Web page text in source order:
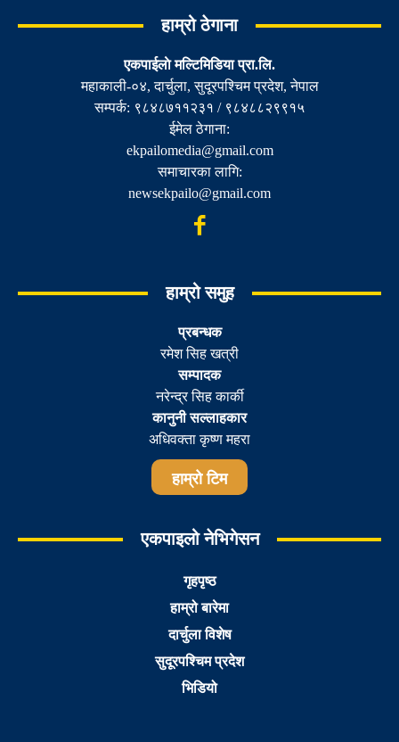
हाम्रो ठेगाना
एकपाईलाे मल्टिमिडिया प्रा.लि.
महाकाली-०४, दार्चुला, सुदूरपश्चिम प्रदेश, नेपाल
सम्पर्क: ९८४८७११२३१ / ९८४८८२९९१५
ईमेल ठेगाना:
ekpailomedia@gmail.com
समाचारका लागि:
newsekpailo@gmail.com
हाम्रो समुह
प्रबन्धक
रमेश सिह खत्री
सम्पादक
नरेन्द्र सिह कार्की
कानुनी सल्लाहकार
अधिवक्ता कृष्ण महरा
हाम्रो टिम
एकपाइलो नेभिगेसन
गृहपृष्ठ
हाम्रो बारेमा
दार्चुला विशेष
सुदूरपश्चिम प्रदेश
भिडियो